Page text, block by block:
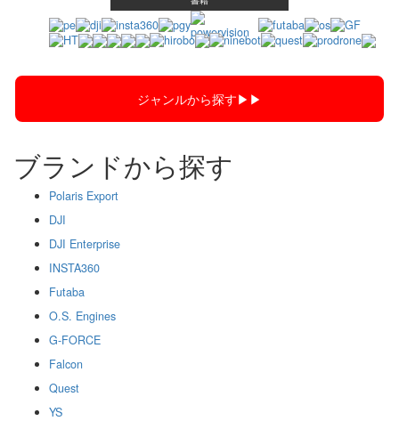
ジャンルから探す▶︎▶︎
ブランドから探す
Polaris Export
DJI
DJI Enterprise
INSTA360
Futaba
O.S. Engines
G-FORCE
Falcon
Quest
YS